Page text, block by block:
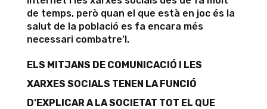
de temps, però quan el que està en joc és la
salut de la població es fa encara més
necessari combatre’l.
ELS MITJANS DE COMUNICACIÓ I LES
XARXES SOCIALS TENEN LA FUNCIÓ
D’EXPLICAR A LA SOCIETAT TOT EL QUE